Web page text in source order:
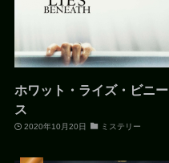
ホワット・ライズ・ビニー
ス
2020年10月20日 ミステリー